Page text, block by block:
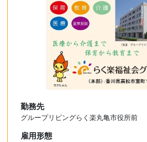
勤務先
グループリビングらく楽丸亀市役所前
雇用形態